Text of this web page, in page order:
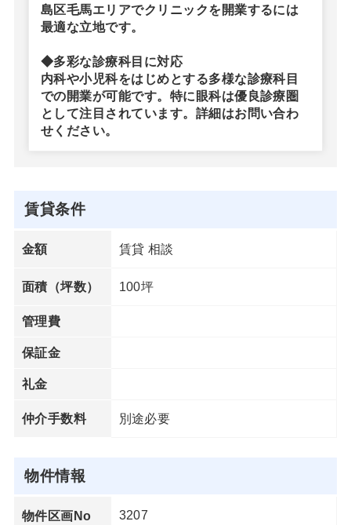
島区毛馬エリアでクリニックを開業するには
最適な立地です。
◆多彩な診療科目に対応
内科や小児科をはじめとする多様な診療科目
での開業が可能です。特に眼科は優良診療圏
として注目されています。詳細はお問い合わ
せください。
賃貸条件
金額 賃貸 相談
面積（坪数） 100坪
管理費
保証金
礼金
仲介手数料 別途必要
物件情報
物件区画No 3207